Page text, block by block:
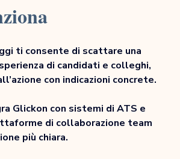
ti consente di scattare una
di candidati e colleghi,
con indicazioni concrete.
Glickon con sistemi di ATS e
di collaborazione team
più chiara.